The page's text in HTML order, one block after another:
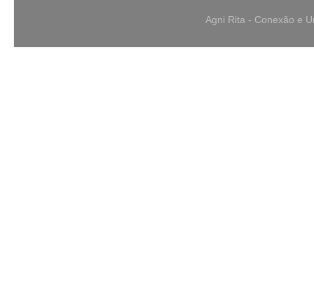
Agni Rita - Conexão e